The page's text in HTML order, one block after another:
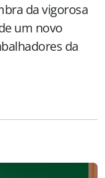
da vigorosa
um novo
da